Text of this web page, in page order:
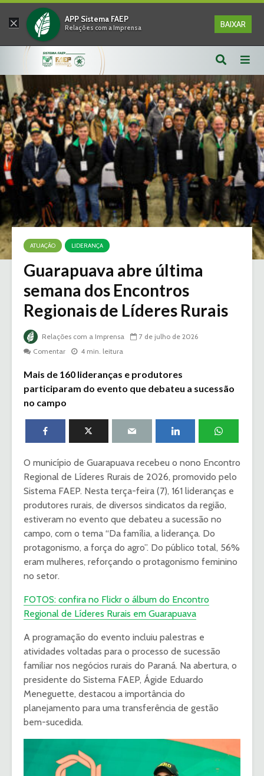
× APP Sistema FAEP
Relações com a Imprensa BAIXAR
ATUAÇÃO LIDERANÇA
Guarapuava abre última
semana dos Encontros
Regionais de Líderes Rurais
Relações com a Imprensa
7 de julho de 2026
Comentar
4 min. leitura
Mais de 160 lideranças e produtores
participaram do evento que debateu a sucessão
no campo
O município de Guarapuava recebeu o nono Encontro
Regional de Líderes Rurais de 2026, promovido pelo
Sistema FAEP. Nesta terça-feira (7), 161 lideranças e
produtores rurais, de diversos sindicatos da região,
estiveram no evento que debateu a sucessão no
campo, com o tema “Da família, a liderança. Do
protagonismo, a força do agro”. Do público total, 56%
eram mulheres, reforçando o protagonismo feminino
no setor.
FOTOS: confira no Flickr o álbum do Encontro
Regional de Líderes Rurais em Guarapuava
A programação do evento incluiu palestras e
atividades voltadas para o processo de sucessão
familiar nos negócios rurais do Paraná. Na abertura, o
presidente do Sistema FAEP, Ágide Eduardo
Meneguette, destacou a importância do
planejamento para uma transferência de gestão
bem-sucedida.